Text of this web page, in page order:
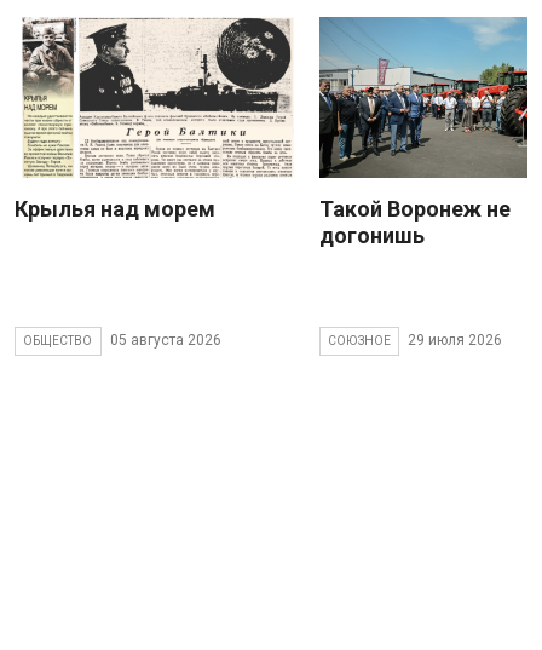
Крылья над морем
ОБЩЕСТВО 05 августа 2026
Такой Воронеж не
догонишь
СОЮЗНОЕ 29 июля 2026